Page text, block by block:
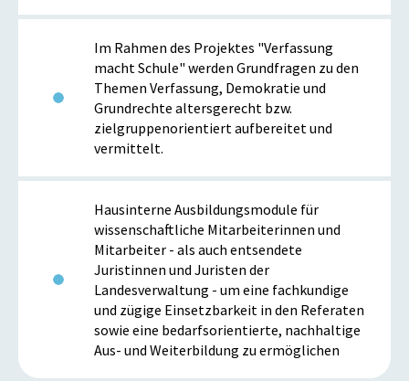
Im Rahmen des Projektes "Verfassung
macht Schule" werden Grundfragen zu den
Themen Verfassung, Demokratie und
Grundrechte altersgerecht bzw.
zielgruppenorientiert aufbereitet und
vermittelt.
Hausinterne Ausbildungsmodule für
wissenschaftliche Mitarbeiterinnen und
Mitarbeiter - als auch entsendete
Juristinnen und Juristen der
Landesverwaltung - um eine fachkundige
und zügige Einsetzbarkeit in den Referaten
sowie eine bedarfsorientierte, nachhaltige
Aus- und Weiterbildung zu ermöglichen